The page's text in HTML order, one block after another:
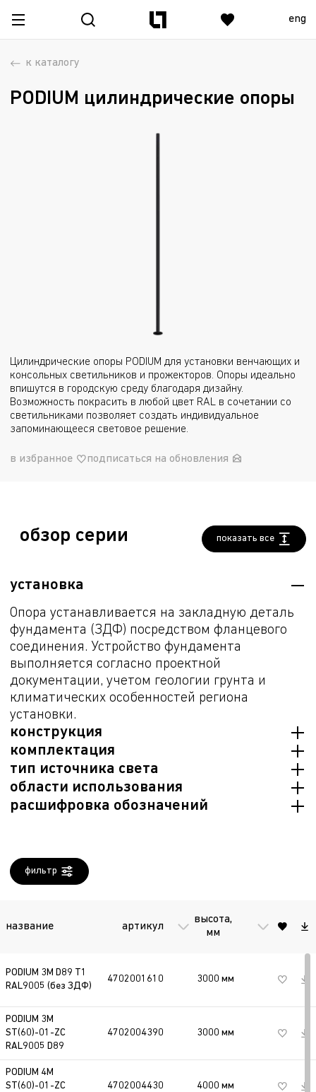
eng
к каталогу
PODIUM цилиндрические опоры
в избранное подписаться на обновления
Цилиндрические опоры PODIUM для установки венчающих и
консольных светильников и прожекторов. Опоры идеально
впишутся в городскую среду благодаря дизайну.
Возможность покрасить в любой цвет RAL в сочетании со
светильниками позволяет создать индивидуальное
запоминающееся световое решение.
обзор серии показать все
установка
Опора устанавливается на закладную деталь
фундамента (ЗДФ) посредством фланцевого
соединения. Устройство фундамента
выполняется согласно проектной
документации, учетом геологии грунта и
климатических особенностей региона
установки.
конструкция
Опора изготовлена из стальных труб. В
цокольной части опоры находится
ревизионное окно (лючок) для установки
выключателей и клеммных блоков.
комплектация
Опора в сборе без светильника. ЗДФ
заказывается отдельно.
тип источника света
области использования
транспортная инфраструктура, парки и
расшифровка обозначений
M
ST/RT
установку торшерного
48/60/57/72 установочный диаметр, мм
ZC покрытие: горячий цинк
RAL9005
цвет корпуса в соответствии с
цветовым стандартом RAL
фильтр
название артикул
высота,
мм
вес, кг
PODIUM 3M D89 T1
RAL9005 (без ЗДФ)
4702001610 3000 мм 27 кг
PODIUM 3M
ST(60)-01-ZC
RAL9005 D89
4702004390 3000 мм 27 кг
PODIUM 4M
ST(60)-01-ZC
4702004430 4000 мм 35 кг